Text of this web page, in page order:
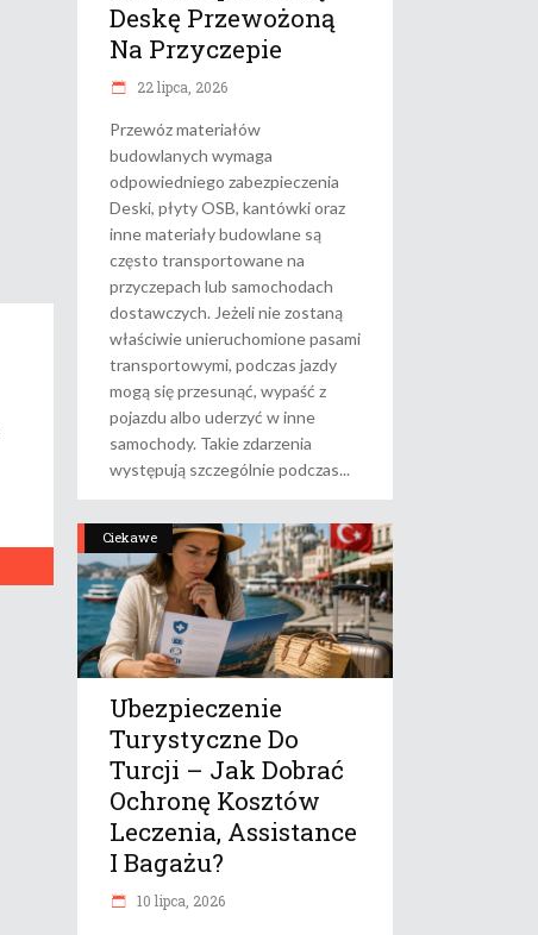
Deskę Przewożoną
Na Przyczepie
22 lipca, 2026
Przewóz materiałów
budowlanych wymaga
odpowiedniego zabezpieczenia
Deski, płyty OSB, kantówki oraz
inne materiały budowlane są
często transportowane na
przyczepach lub samochodach
dostawczych. Jeżeli nie zostaną
właściwie unieruchomione pasami
transportowymi, podczas jazdy
mogą się przesunąć, wypaść z
pojazdu albo uderzyć w inne
samochody. Takie zdarzenia
występują szczególnie podczas
Ciekawe
Ubezpieczenie
Turystyczne Do
Turcji – Jak Dobrać
Ochronę Kosztów
Leczenia, Assistance
I Bagażu?
10 lipca, 2026